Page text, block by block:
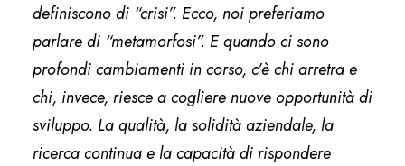
definiscono di “crisi”. Ecco, noi preferiamo
parlare di “metamorfosi”. E quando ci sono
profondi cambiamenti in corso, c’è chi arretra e
chi, invece, riesce a cogliere nuove opportunità di
sviluppo. La qualità, la solidità aziendale, la
ricerca continua e la capacità di rispondere